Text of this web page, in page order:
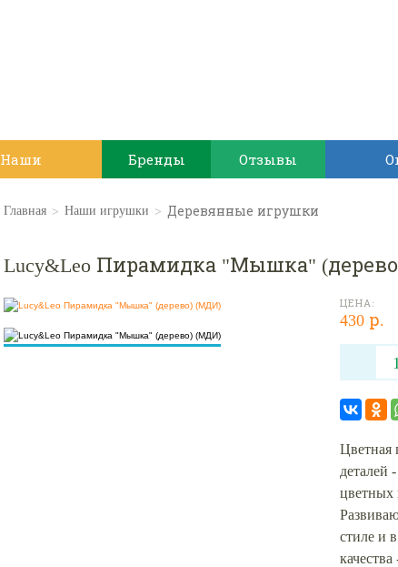
Наши Бренды Отзывы
Главная > Наши игрушки > Деревянные игрушки
Lucy&Leo Пирамидка "Мышка"
ЦЕНА:
430 р.
Цветная
деталей
цветных
стиле и